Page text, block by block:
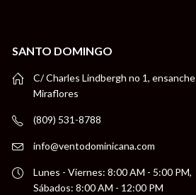
SANTO DOMINGO
C/ Charles Lindbergh no 1, ensanche
Miraflores
(809) 531-8788
info@ventodominicana.com
Lunes - Viernes: 8:00 AM - 5:00 PM,
Sábados: 8:00 AM - 12:00 PM